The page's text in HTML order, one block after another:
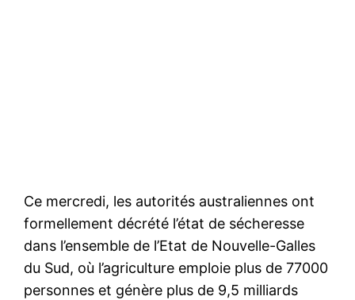
Ce mercredi, les autorités australiennes ont
formellement décrété l’état de sécheresse
dans l’ensemble de l’Etat de Nouvelle-Galles
du Sud, où l’agriculture emploie plus de 77000
personnes et génère plus de 9,5 milliards